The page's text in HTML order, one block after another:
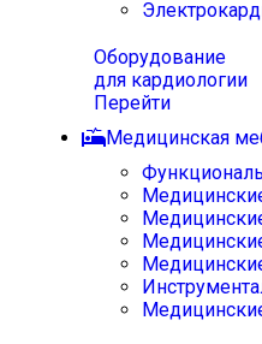
Оборудование
для кардиологии
Перейти
Медицинская